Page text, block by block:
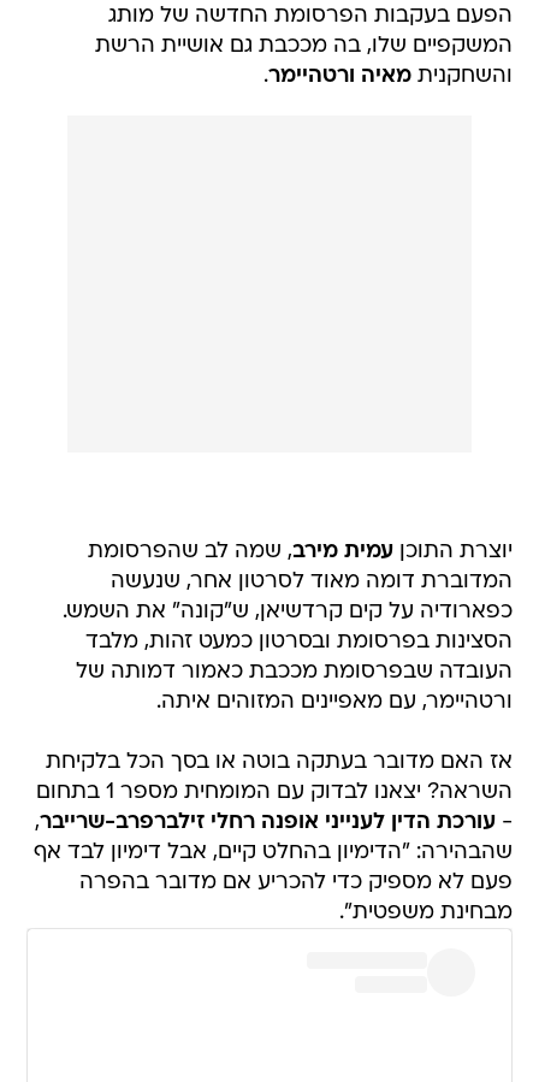
הפעם בעקבות הפרסומת החדשה של מותג
המשקפיים שלו, בה מככבת גם אושיית הרשת
והשחקניתמאיה ורטהיימר.
יוצרת התוכןעמית מירב, שמה לב שהפרסומת
המדוברת דומה מאוד לסרטון אחר, שנעשה
כפארודיה על קים קרדשיאן, ש"קונה" את השמש.
הסצינות בפרסומת ובסרטון כמעט זהות, מלבד
העובדה שבפרסומת מככבת כאמור דמותה של
ורטהיימר, עם מאפיינים המזוהים איתה.
אז האם מדובר בעתקה בוטה או בסך הכל בלקיחת
השראה? יצאנו לבדוק עם המומחית מספר 1 בתחום
-עורכת הדין לענייני אופנה רחלי זילברפרב-שרייבר,
שהבהירה: "הדימיון בהחלט קיים, אבל דימיון לבד אף
פעם לא מספיק כדי להכריע אם מדובר בהפרה
מבחינת משפטית".